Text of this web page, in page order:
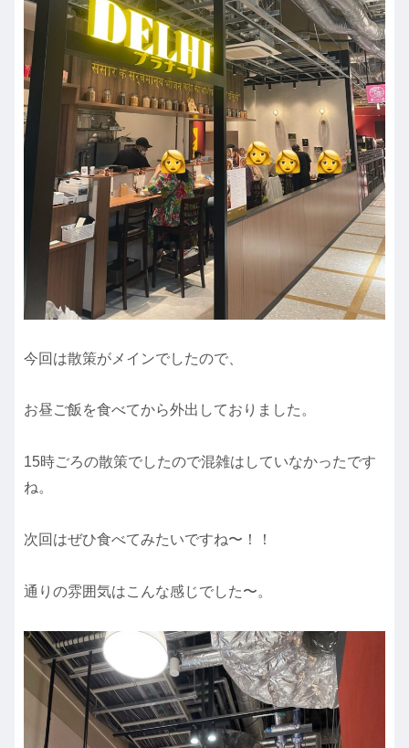
今回は散策がメインでしたので、
お昼ご飯を食べてから外出しておりました。
15時ごろの散策でしたので混雑はしていなかったです
ね。
次回はぜひ食べてみたいですね〜！！
通りの雰囲気はこんな感じでした〜。